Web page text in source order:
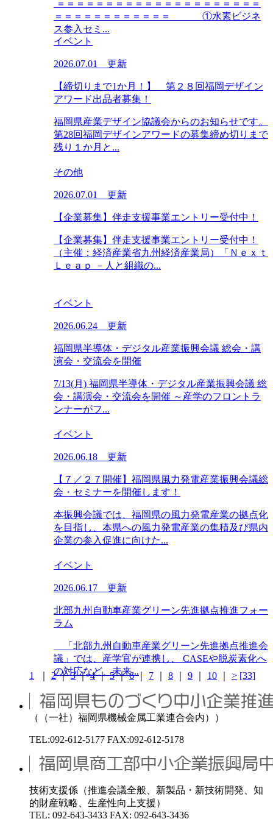
＝＝＝＝＝＝＝＝＝＝＝＝＝＝＝＝＝＝＝＝＝
＝＝＝＝＝＝＝＝＝＝＝＝ ①水素ビジネ
ス参入セミ...
イベント
2026.07.01 更新
【締切りまで1か月！】 第２８回福岡デザイン
アワード出品者募集！
福岡県産業デザイン協議会からのお知らせです。
第28回福岡デザインアワードの募集締め切りまで
残り１か月と...
その他
2026.07.01 更新
【企業募集】伴走支援事業エントリー受付中！
【企業募集】伴走支援事業エントリー受付中！
（主催：経済産業省九州経済産業局）「Ｎｅｘｔ
Ｌｅａｐ －人と組織の...
イベント
2026.06.24 更新
福岡県半導体・デジタル産業振興会議 総会・講
演会・交流会を開催
7/13(月) 福岡県半導体・デジタル産業振興会議 総
会・講演会・交流会を開催 ～産学のフロントラ
ンナーがフ...
イベント
2026.06.18 更新
【７／２７開催】福岡県風力発電産業振興会議総
会・セミナーを開催します！
本振興会議では、福岡県の風力発電産業の拠点化
を目指し、本県への風力発電産業の集積及び県内
企業の参入促進に向けた...
イベント
2026.06.17 更新
北部九州自動車産業グリーン先進拠点推進フォー
ラム
「北部九州自動車産業グリーン先進拠点推進会
議」では、産学官が連携し、 CASEや脱炭素化へ
の対応など、未来...
1 2｜3｜4｜5｜6｜ 7 8 9 10 > [33]
（（一社）福岡県機械金属工業連合会内））
TEL:092-612-5177 FAX:092-612-5178
技術支援係（推進会議全般、新製品・新技術開発、知
的財産戦略、生産性向上支援）
TEL: 092-643-3433 FAX: 092-643-3436